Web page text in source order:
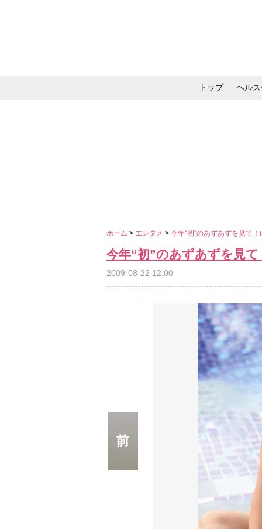
トップ ヘル
ホーム > エンタメ > 今年“初”のあずあずを見て
今年“初”のあずあずを見
2009-08-22 12:00